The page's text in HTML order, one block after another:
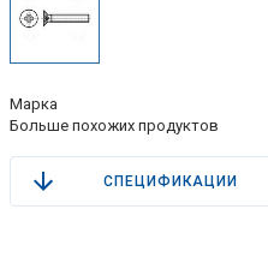
Марка
Больше похожих продуктов
СПЕЦИФИКАЦИИ